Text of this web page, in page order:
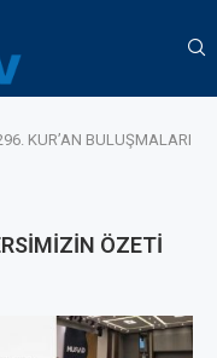
KUR’AN BULUŞMALARI
ÖZETİ